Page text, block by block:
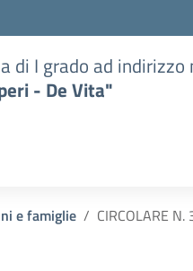
di I grado ad indirizzo
- De Vita"
e famiglie CIRCOLARE N.